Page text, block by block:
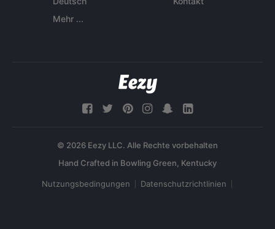
Mehr ...
© 2026 Eezy LLC. Alle Rechte vorbehalten
Nutzungsbedingungen Datenschutzrichtlinien